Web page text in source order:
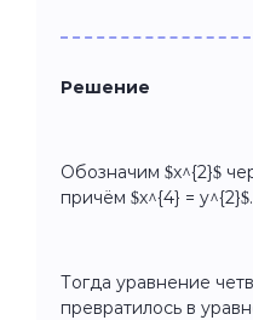
Решение
Обозначим $x^{2}$
причём $x^{4} = y^{2}$.
Тогда уравнение
превратилось в